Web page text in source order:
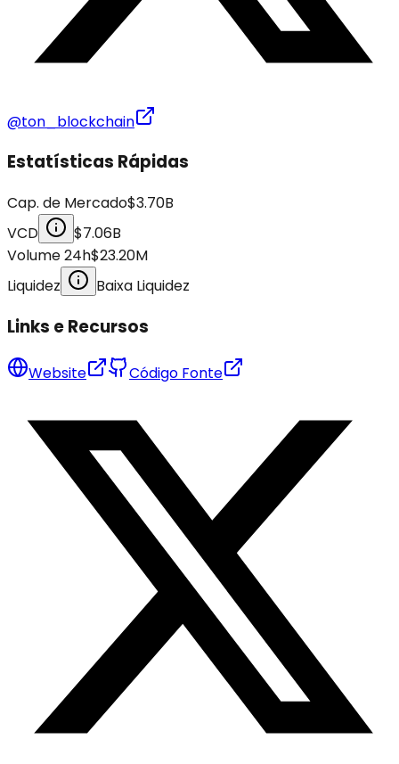
@ton_blockchain
Estatísticas Rápidas
Cap. de Mercado$3.70B
VCD
$7.06B
Volume 24h$23.20M
Liquidez
Baixa Liquidez
Links e Recursos
Website Código Fonte